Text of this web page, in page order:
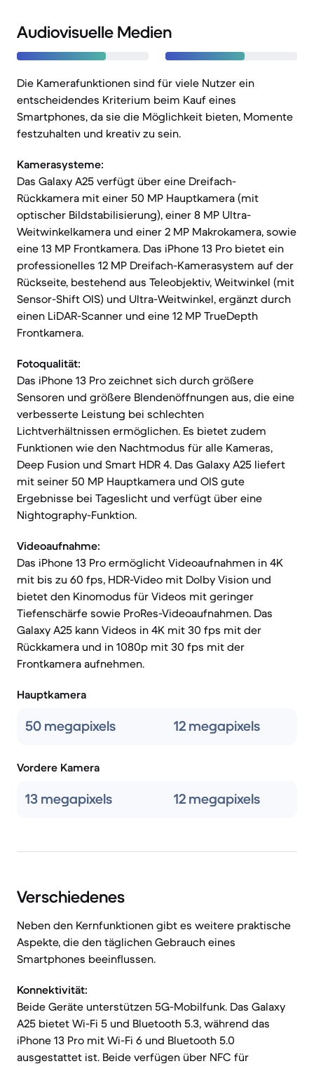
Audiovisuelle Medien
Die Kamerafunktionen sind für viele Nutzer ein
entscheidendes Kriterium beim Kauf eines
Smartphones, da sie die Möglichkeit bieten, Momente
festzuhalten und kreativ zu sein.
Kamerasysteme:
Das Galaxy A25 verfügt über eine Dreifach-
Rückkamera mit einer 50 MP Hauptkamera (mit
optischer Bildstabilisierung), einer 8 MP Ultra-
Weitwinkelkamera und einer 2 MP Makrokamera, sowie
eine 13 MP Frontkamera. Das iPhone 13 Pro bietet ein
professionelles 12 MP Dreifach-Kamerasystem auf der
Rückseite, bestehend aus Teleobjektiv, Weitwinkel (mit
Sensor-Shift OIS) und Ultra-Weitwinkel, ergänzt durch
einen LiDAR-Scanner und eine 12 MP TrueDepth
Frontkamera.
Fotoqualität:
Das iPhone 13 Pro zeichnet sich durch größere
Sensoren und größere Blendenöffnungen aus, die eine
verbesserte Leistung bei schlechten
Lichtverhältnissen ermöglichen. Es bietet zudem
Funktionen wie den Nachtmodus für alle Kameras,
Deep Fusion und Smart HDR 4. Das Galaxy A25 liefert
mit seiner 50 MP Hauptkamera und OIS gute
Ergebnisse bei Tageslicht und verfügt über eine
Nightography-Funktion.
Videoaufnahme:
Das iPhone 13 Pro ermöglicht Videoaufnahmen in 4K
mit bis zu 60 fps, HDR-Video mit Dolby Vision und
bietet den Kinomodus für Videos mit geringer
Tiefenschärfe sowie ProRes-Videoaufnahmen. Das
Galaxy A25 kann Videos in 4K mit 30 fps mit der
Rückkamera und in 1080p mit 30 fps mit der
Frontkamera aufnehmen.
Hauptkamera
50 megapixels 12 megapixels
Vordere Kamera
13 megapixels 12 megapixels
Verschiedenes
Neben den Kernfunktionen gibt es weitere praktische
Aspekte, die den täglichen Gebrauch eines
Smartphones beeinflussen.
Konnektivität:
Beide Geräte unterstützen 5G-Mobilfunk. Das Galaxy
A25 bietet Wi-Fi 5 und Bluetooth 5.3, während das
iPhone 13 Pro mit Wi-Fi 6 und Bluetooth 5.0
ausgestattet ist. Beide verfügen über NFC für